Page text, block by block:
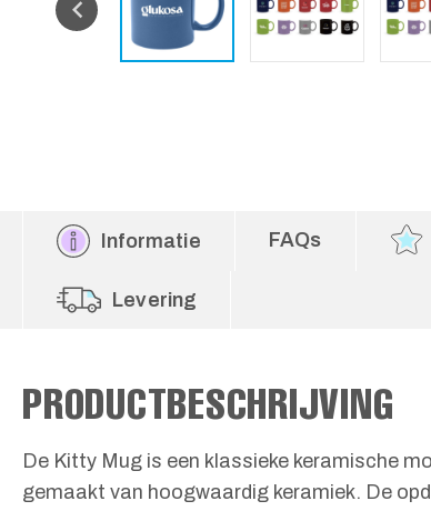
Informatie FAQs
Levering
PRODUCTBESCHRIJVING
De Kitty Mug is een klassieke keramische
gemaakt van hoogwaardig keramiek. De